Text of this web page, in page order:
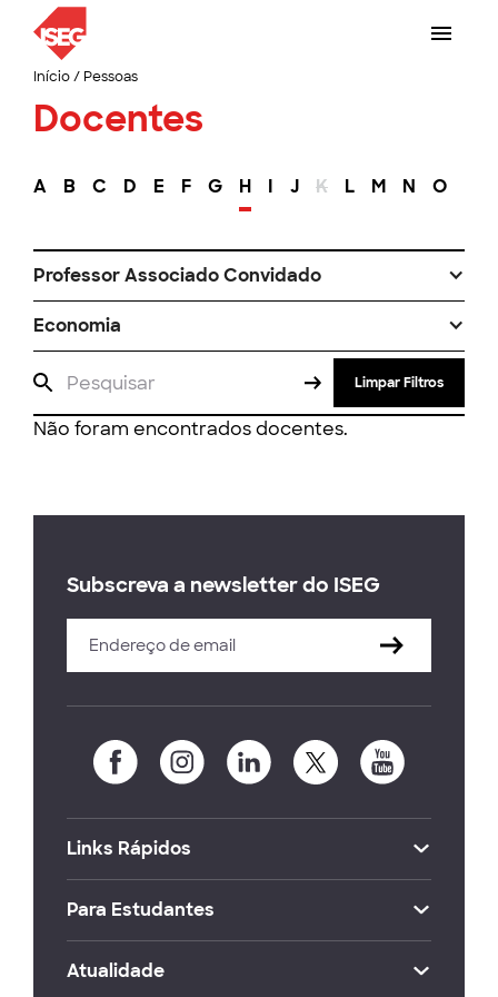
Início/ Pessoas
Docentes
A B C D E F G H I J K L M N O
Professor Associado Convidado
Economia
Limpar Filtros
Não foram encontrados docentes.
Subscreva a newsletter do ISEG
Links Rápidos
Para Estudantes
Atualidade